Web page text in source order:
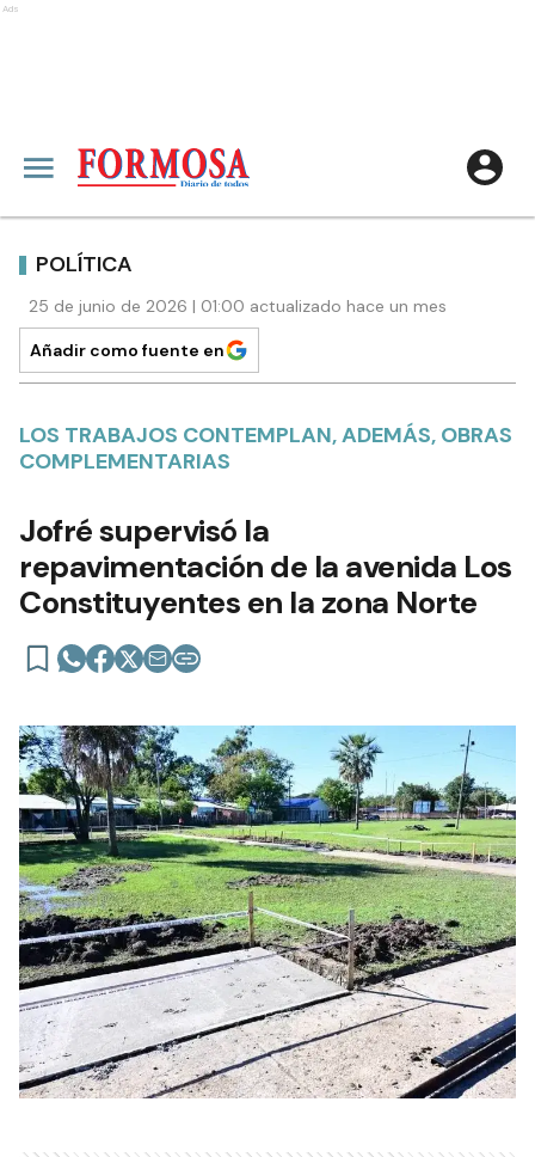
Ads
POLÍTICA
25 de junio de 2026 | 01:00 actualizado hace un mes
Añadir como fuente en
LOS TRABAJOS CONTEMPLAN, ADEMÁS, OBRAS
COMPLEMENTARIAS
Jofré supervisó la
repavimentación de la avenida Los
Constituyentes en la zona Norte